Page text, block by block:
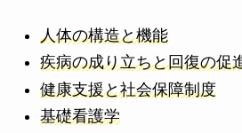
人体の構造と機能
疾病の成り立ちと回復の促
健康支援と社会保障制度
基礎看護学